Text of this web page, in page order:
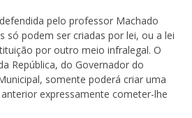
pelo professor Machado
só podem ser criadas por lei, ou a lei
por outro meio infralegal. O
República, do Governador do
somente poderá criar uma
expressamente cometer-lhe